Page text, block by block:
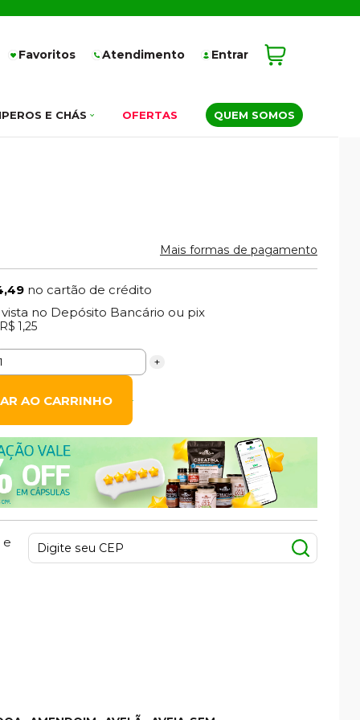
Favoritos Atendimento Entrar
E CHÁS OFERTAS QUEM SOMOS
Mais formas de pagamento
no cartão de crédito
vista no Depósito Bancário ou pix
R$ 1,25
+
AO CARRINHO
e